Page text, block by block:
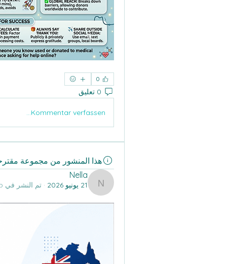
0
0 تعليق
Kommentar verfassen...
هذا المنشور من مجموعة
Nella
Nella
21 يونيو 2026 · تم النشر في